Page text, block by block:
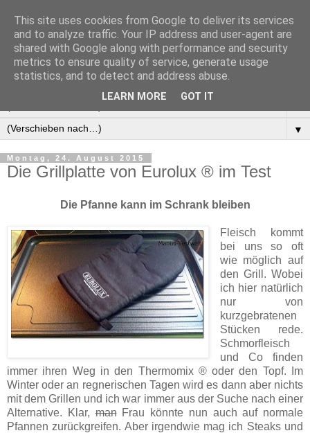
Manus Testwelt, alles
außer langweilig
▼
Montag, 24. August 2015
Die Grillplatte von Eurolux ® im Test
Die Pfanne kann im Schrank bleiben
Fleisch kommt
bei uns so oft
wie möglich auf
den Grill. Wobei
ich hier natürlich
nur von
kurzgebratenen
Stücken rede.
Schmorfleisch
und Co finden
immer ihren Weg in den Thermomix ® oder den Topf. Im
Winter oder an regnerischen Tagen wird es dann aber nichts
mit dem Grillen und ich war immer aus der Suche nach einer
Alternative. Klar,manFrau könnte nun auch auf normale
Pfannen zurückgreifen. Aber irgendwie mag ich Steaks und
This site uses cookies from Google to deliver its services
and to analyze traffic. Your IP address and user-agent are
shared with Google along with performance and security
metrics to ensure quality of service, generate usage
statistics, and to detect and address abuse.
LEARN MORE GOT IT